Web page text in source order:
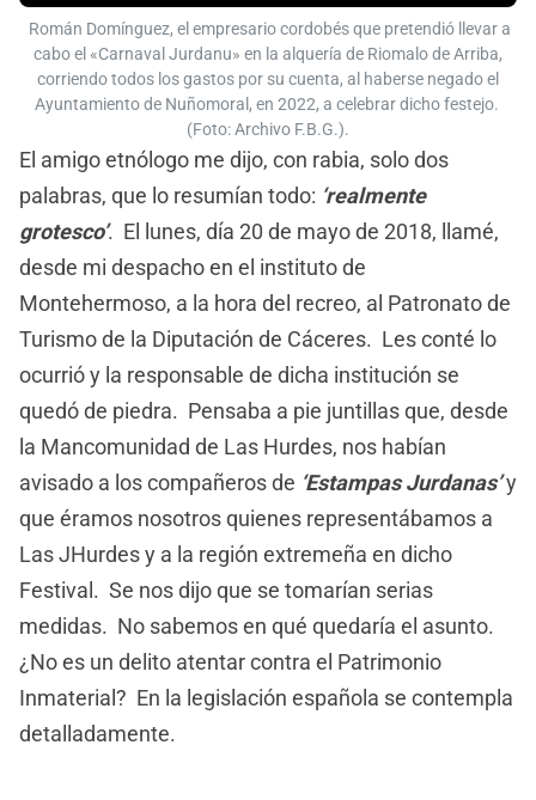
Román Domínguez, el empresario cordobés que pretendió llevar a
cabo el «Carnaval Jurdanu» en la alquería de Riomalo de Arriba,
corriendo todos los gastos por su cuenta, al haberse negado el
Ayuntamiento de Nuñomoral, en 2022, a celebrar dicho festejo.
(Foto: Archivo F.B.G.).
El amigo etnólogo me dijo, con rabia, solo dos
palabras, que lo resumían todo: ‘realmente
grotesco’. El lunes, día 20 de mayo de 2018, llamé,
desde mi despacho en el instituto de
Montehermoso, a la hora del recreo, al Patronato de
Turismo de la Diputación de Cáceres. Les conté lo
ocurrió y la responsable de dicha institución se
quedó de piedra. Pensaba a pie juntillas que, desde
la Mancomunidad de Las Hurdes, nos habían
avisado a los compañeros de ‘Estampas Jurdanas’y
que éramos nosotros quienes representábamos a
Las JHurdes y a la región extremeña en dicho
Festival. Se nos dijo que se tomarían serias
medidas. No sabemos en qué quedaría el asunto.
¿No es un delito atentar contra el Patrimonio
Inmaterial? En la legislación española se contempla
detalladamente.